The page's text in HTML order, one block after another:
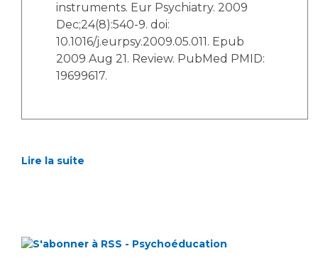
instruments. Eur Psychiatry. 2009
Dec;24(8):540-9. doi:
10.1016/j.eurpsy.2009.05.011. Epub
2009 Aug 21. Review. PubMed PMID:
19699617.
Lire la suite